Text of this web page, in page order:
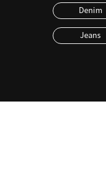
Denim
Jeans